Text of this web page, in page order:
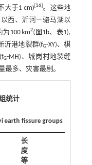
大于1 cm)[ 16] 。这些地
西、沂河—骆马湖以
100 km2( 图1b、 表1),
沂港地裂群(fG-XY)、棋
G-MH)、城岗村地裂缝
最多、灾害最剧。
统计
earth fissure groups
长
度
等